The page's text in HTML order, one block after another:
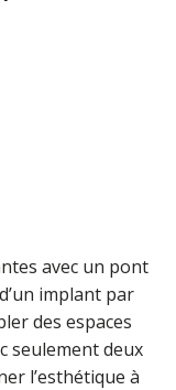
avec un pont
implant par
des espaces
seulement deux
l’esthétique à